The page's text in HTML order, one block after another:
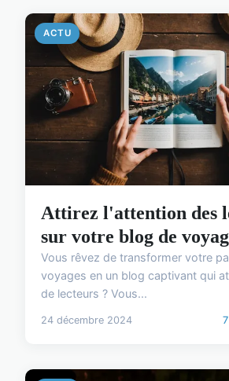
ACTU
Attirez l'attention des
sur votre blog de
Vous rêvez de transformer votre
voyages en un blog captivant qui
de lecteurs ? Vous...
24 décembre 2024